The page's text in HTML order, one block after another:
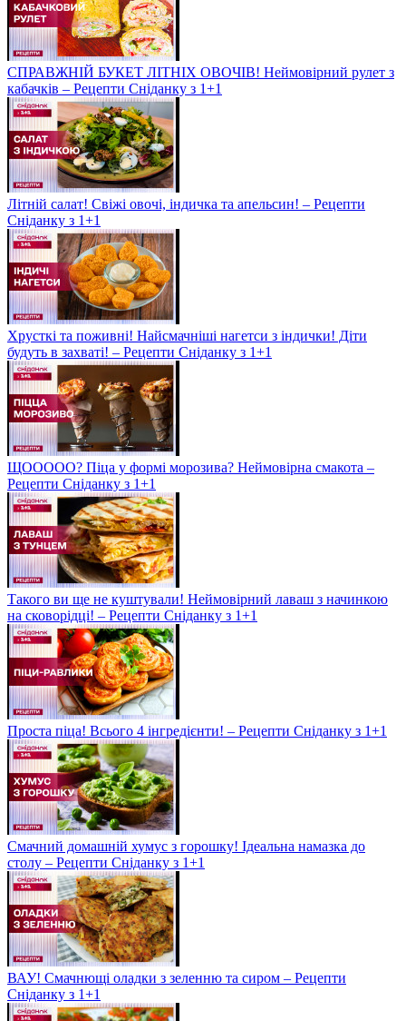
СПРАВЖНІЙ БУКЕТ ЛІТНІХ ОВОЧІВ! Неймовірний рулет з
кабачків – Рецепти Сніданку з 1+1
Літній салат! Свіжі овочі, індичка та апельсин! – Рецепти
Сніданку з 1+1
Хрусткі та поживні! Найсмачніші нагетси з індички! Діти
будуть в захваті! – Рецепти Сніданку з 1+1
ЩООООО? Піца у формі морозива? Неймовірна смакота –
Рецепти Сніданку з 1+1
Такого ви ще не куштували! Неймовірний лаваш з начинкою
на сковорідці! – Рецепти Сніданку з 1+1
Проста піца! Всього 4 інгредієнти! – Рецепти Сніданку з 1+1
Смачний домашній хумус з горошку! Ідеальна намазка до
столу – Рецепти Сніданку з 1+1
ВАУ! Смачнющі оладки з зеленню та сиром – Рецепти
Сніданку з 1+1